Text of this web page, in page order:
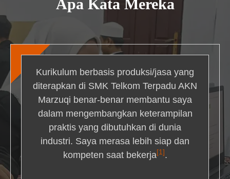
Apa Kata Mereka
Kurikulum berbasis produksi/jasa yang
diterapkan di SMK Telkom Terpadu AKN
Marzuqi benar-benar membantu saya
dalam mengembangkan keterampilan
praktis yang dibutuhkan di dunia
industri. Saya merasa lebih siap dan
kompeten saat bekerja[1] .